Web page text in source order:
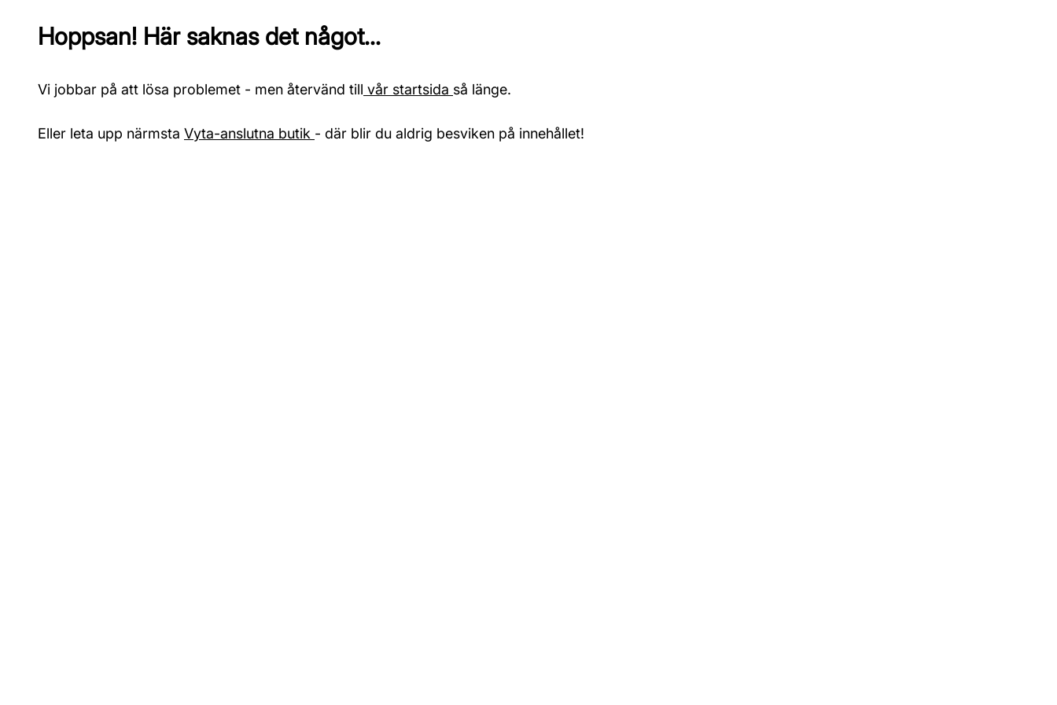
Hoppsan! Här saknas det något...
Vi jobbar på att lösa problemet - men återvänd till vår startsida så länge.
Eller leta upp närmsta Vyta-anslutna butik - där blir du aldrig besviken på innehållet!